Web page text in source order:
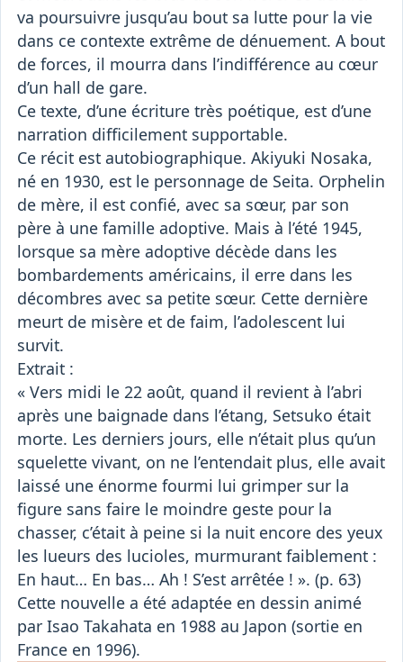
va poursuivre jusqu’au bout sa lutte pour la vie
dans ce contexte extrême de dénuement. A bout
de forces, il mourra dans l’indifférence au cœur
d’un hall de gare.
Ce texte, d’une écriture très poétique, est d’une
narration difficilement supportable.
Ce récit est autobiographique. Akiyuki Nosaka,
né en 1930, est le personnage de Seita. Orphelin
de mère, il est confié, avec sa sœur, par son
père à une famille adoptive. Mais à l’été 1945,
lorsque sa mère adoptive décède dans les
bombardements américains, il erre dans les
décombres avec sa petite sœur. Cette dernière
meurt de misère et de faim, l’adolescent lui
survit.
Extrait :
« Vers midi le 22 août, quand il revient à l’abri
après une baignade dans l’étang, Setsuko était
morte. Les derniers jours, elle n’était plus qu’un
squelette vivant, on ne l’entendait plus, elle avait
laissé une énorme fourmi lui grimper sur la
figure sans faire le moindre geste pour la
chasser, c’était à peine si la nuit encore des yeux
les lueurs des lucioles, murmurant faiblement :
En haut… En bas… Ah ! S’est arrêtée ! ». (p. 63)
Cette nouvelle a été adaptée en dessin animé
par Isao Takahata en 1988 au Japon (sortie en
France en 1996).